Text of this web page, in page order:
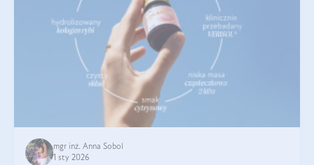
mgr inż. Anna Sobol
1 sty 2026